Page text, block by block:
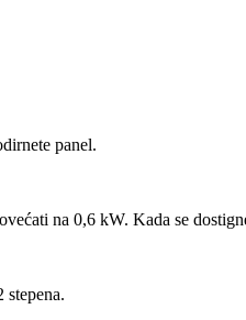
panel.
na 0,6 kW. Kada se